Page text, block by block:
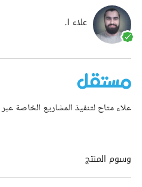
علاء ا.
علاء متاح لتنفيذ المشاريع الخاصة عبر
وسوم المنتج